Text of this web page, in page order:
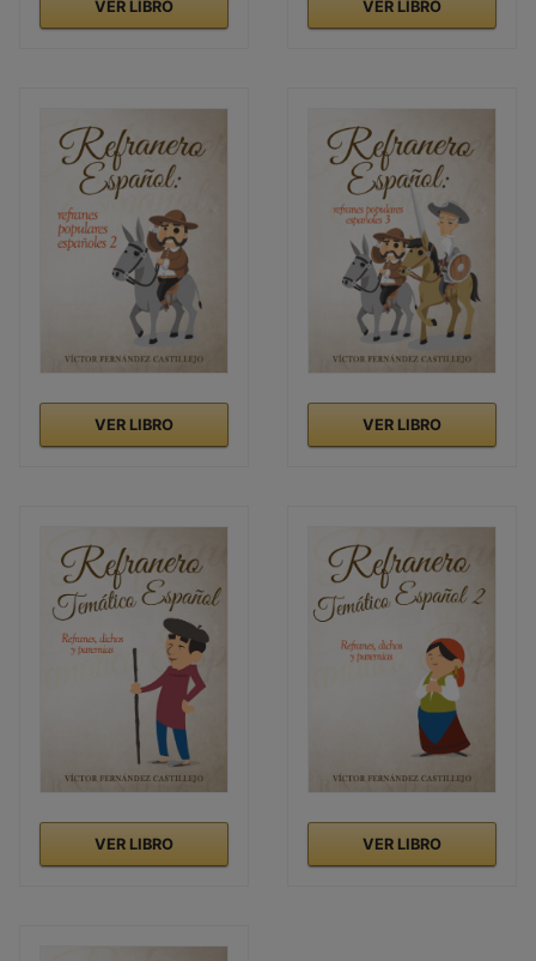
VER LIBRO VER LIBRO
VER LIBRO VER LIBRO
VER LIBRO VER LIBRO